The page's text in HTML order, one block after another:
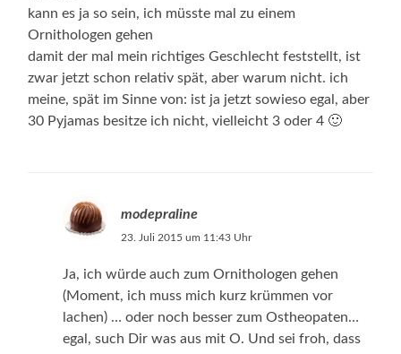
kann es ja so sein, ich müsste mal zu einem
Ornithologen gehen
damit der mal mein richtiges Geschlecht feststellt, ist
zwar jetzt schon relativ spät, aber warum nicht. ich
meine, spät im Sinne von: ist ja jetzt sowieso egal, aber
30 Pyjamas besitze ich nicht, vielleicht 3 oder 4 🙂
modepraline
23. Juli 2015 um 11:43 Uhr
Ja, ich würde auch zum Ornithologen gehen
(Moment, ich muss mich kurz krümmen vor
lachen) … oder noch besser zum Ostheopaten…
egal, such Dir was aus mit O. Und sei froh, dass